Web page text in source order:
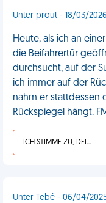
Unter prout - 18/03/2026
Heute, als ich an
die Beifahrertür
durchsucht, auf der
ich immer auf der
nahm er stattdessen
Rückspiegel hängt.
ICH STIMME ZU, DEIN LEBEN IST SCHEISSE
Unter Tebé - 06/04/2025